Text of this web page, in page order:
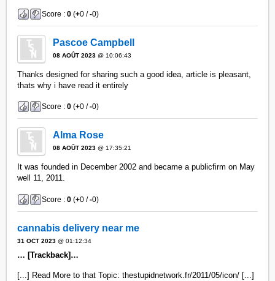
Score :0 (+0 /-0)
Pascoe Campbell
08 AOÛT 2023 @ 10:06:43
Thanks designed for sharing such a good idea, article is pleasant,
thats why i have read it entirely
Score :0 (+0 /-0)
Alma Rose
08 AOÛT 2023 @ 17:35:21
It was founded in December 2002 and became a publicfirm on May
well 11, 2011.
Score :0 (+0 /-0)
cannabis delivery near me
31 OCT 2023 @ 01:12:34
… [Trackback]…
[...] Read More to that Topic: thestupidnetwork.fr/2011/05/icon/ [...]